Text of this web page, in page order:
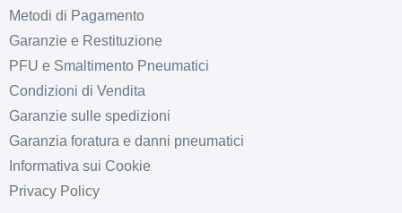
Metodi di Pagamento
Garanzie e Restituzione
PFU e Smaltimento Pneumatici
Condizioni di Vendita
Garanzie sulle spedizioni
Garanzia foratura e danni pneumatici
Informativa sui Cookie
Privacy Policy